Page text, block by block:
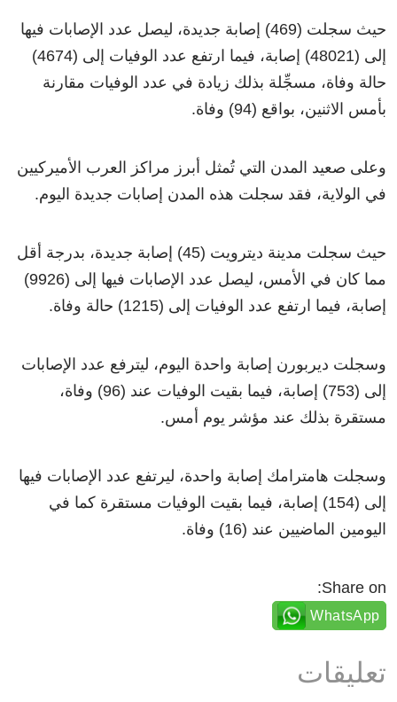
حيث سجلت (469) إصابة جديدة، ليصل عدد الإصابات فيها
إلى (48021) إصابة، فيما ارتفع عدد الوفيات إلى (4674)
حالة وفاة، مسجِّلة بذلك زيادة في عدد الوفيات مقارنة
بأمس الاثنين، بواقع (94) وفاة.
وعلى صعيد المدن التي تُمثل أبرز مراكز العرب الأميركيين
في الولاية، فقد سجلت هذه المدن إصابات جديدة اليوم.
حيث سجلت مدينة ديترويت (45) إصابة جديدة، بدرجة أقل
مما كان في الأمس، ليصل عدد الإصابات فيها إلى (9926)
إصابة، فيما ارتفع عدد الوفيات إلى (1215) حالة وفاة.
وسجلت ديربورن إصابة واحدة اليوم، ليترفع عدد الإصابات
إلى (753) إصابة، فيما بقيت الوفيات عند (96) وفاة،
مستقرة بذلك عند مؤشر يوم أمس.
وسجلت هامترامك إصابة واحدة، ليرتفع عدد الإصابات فيها
إلى (154) إصابة، فيما بقيت الوفيات مستقرة كما في
اليومين الماضيين عند (16) وفاة.
Share on:
WhatsApp
تعليقات